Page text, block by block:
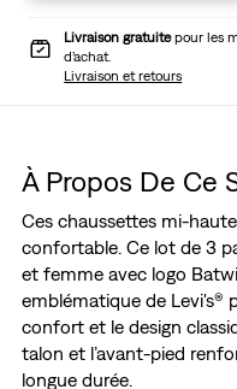
Livraison gratuitepour les
d’achat.
Livraison et retours
À Propos De Ce
Ces chaussettes mi-
confortable. Ce lot de 3
et femme avec logo
emblématique de Levi's®
confort et le design
talon et l’avant-pied
longue durée.